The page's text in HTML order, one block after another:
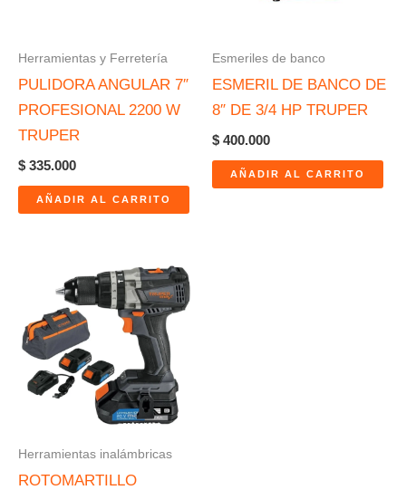
Herramientas y Ferretería
PULIDORA ANGULAR 7″
PROFESIONAL 2200 W
TRUPER
$ 335.000
AÑADIR AL CARRITO
Esmeriles de banco
ESMERIL DE BANCO DE
8″ DE 3/4 HP TRUPER
$ 400.000
AÑADIR AL CARRITO
Herramientas inalámbricas
ROTOMARTILLO